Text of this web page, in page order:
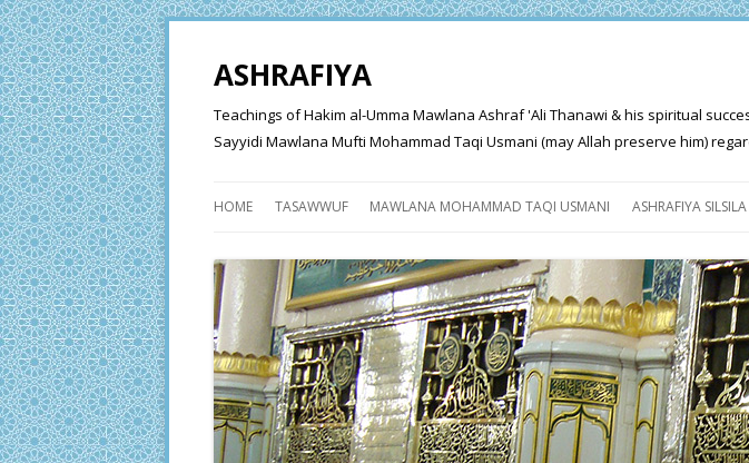
ASHRAFIYA
Teachings of Hakim al-Umma Mawlana Ashraf 'Ali Thanawi & his spiritual
Sayyidi Mawlana Mufti Mohammad Taqi Usmani (may Allah preserve him)
HOME TASAWWUF MAWLANA MOHAMMAD TAQI USMANI ASHRAFIYA SILSILA
ASHRAFIYA PATH
FOR THE SEEKER
PROGRESS